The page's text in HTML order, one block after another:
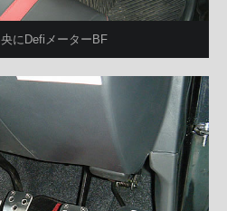
にDefiメーターBF